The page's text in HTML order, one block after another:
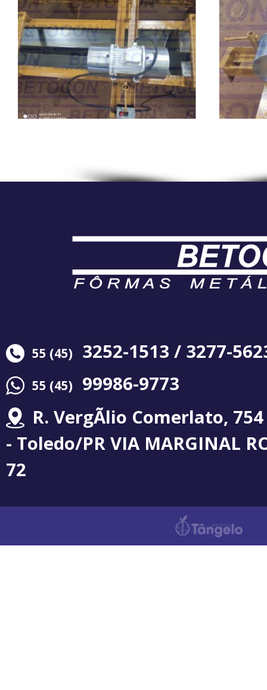
55 (45) 3252-1513 / 3277-
55 (45)
99986-9773
R. VergÃ­lio Comerlato, 754
- Toledo/PR VIA MARGINAL
72